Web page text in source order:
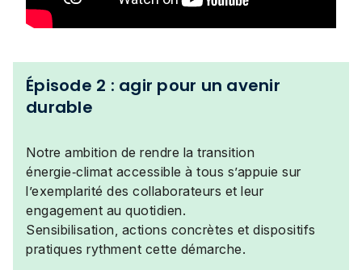
Épisode 2 : agir pour un avenir
durable
Notre ambition de rendre la transition
énergie‑climat accessible à tous s’appuie sur
l’exemplarité des collaborateurs et leur
engagement au quotidien.
Sensibilisation, actions concrètes et dispositifs
pratiques rythment cette démarche.